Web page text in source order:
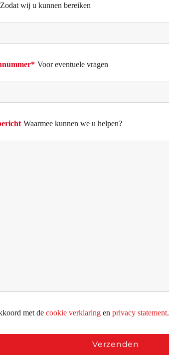
Zodat wij u kunnen bereiken
Voor eventuele vragen
Waarmee kunnen we u helpen?
met de cookie verklaringen privacy statement.